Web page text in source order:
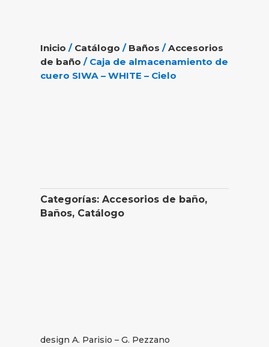
Inicio / Catálogo / Baños /Accesorios
de baño / Caja de almacenamiento de
cuero SIWA – WHITE – Cielo
Categorías:Accesorios de baño,
Baños, Catálogo
design A. Parisio – G. Pezzano